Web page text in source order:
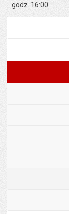
godz. 16:00